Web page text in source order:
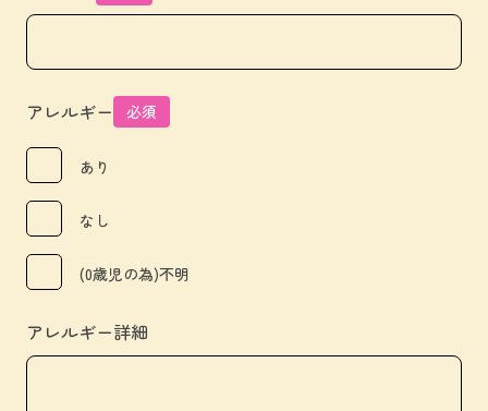
アレルギー 必須
あり
なし
(0歳児の為)不明
アレルギー詳細